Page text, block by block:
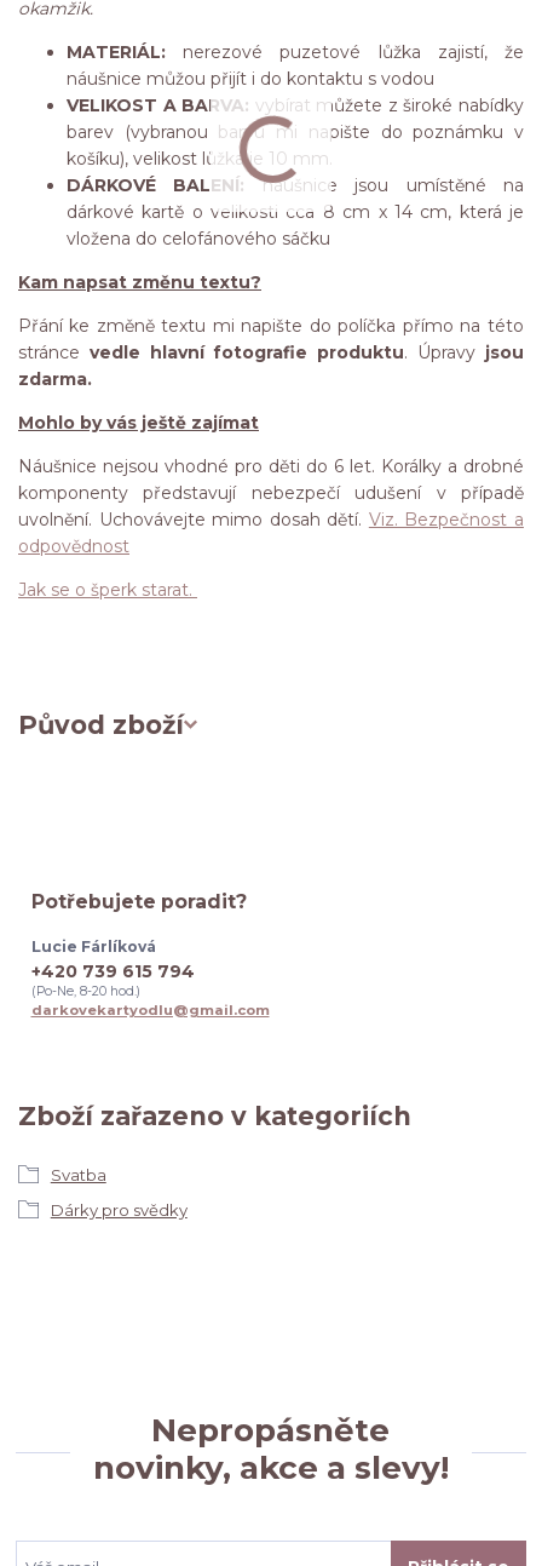
okamžik.
MATERIÁL: nerezové puzetové lůžka zajistí, že
náušnice můžou přijít i do kontaktu s vodou
VELIKOST A BARVA: vybírat můžete z široké nabídky
barev (vybranou barvu mi napište do poznámku v
košíku), velikost lůžka je 10 mm.
DÁRKOVÉ BALENÍ:náušnice jsou umístěné na
dárkové kartě o velikosti cca 8 cm x 14 cm, která je
vložena do celofánového sáčku
Kam napsat změnu textu?
Přání ke změně textu mi napište do políčka přímo na této
stránce vedle hlavní fotografie produktu. Úpravy jsou
zdarma.
Mohlo by vás ještě zajímat
Náušnice nejsou vhodné pro děti do 6 let. Korálky a drobné
komponenty představují nebezpečí udušení v případě
uvolnění. Uchovávejte mimo dosah dětí. Viz. Bezpečnost a
odpovědnost
Jak se o šperk starat.
Původ zboží
Zboží zařazeno v kategoriích
Svatba
Dárky pro svědky
Potřebujete poradit?
Lucie Fárlíková
+420 739 615 794
(Po-Ne, 8-20 hod.)
darkovekartyodlu@gmail.com
Nepropásněte
novinky, akce a slevy!